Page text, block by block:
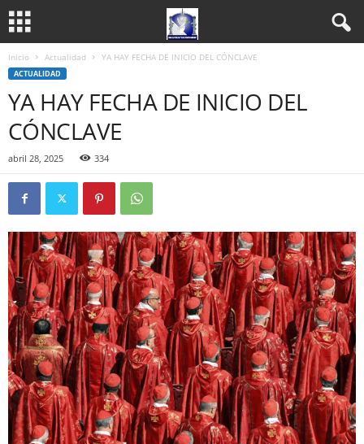
Inicio Actualidad YA HAY FECHA DE INICIO DEL CÓNCLAVE
ACTUALIDAD
YA HAY FECHA DE INICIO DEL
CÓNCLAVE
abril 28, 2025 334